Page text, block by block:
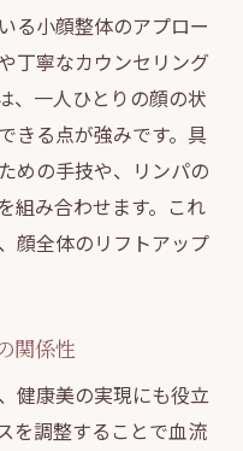
験ポイント
できるのか解説
すべきポイント
の違いを知ろう
整体の変化例
めるための工夫
的なチェック法
姿勢を目指す方法
メリットと注意点
不安や悩みを解消
る小顔整体のアプロー
丁寧なカウンセリング
、一人ひとりの顔の状
きる点が強みです。具
めの手技や、リンパの
組み合わせます。これ
顔全体のリフトアップ
関係性
健康美の実現にも役立
を調整することで血流